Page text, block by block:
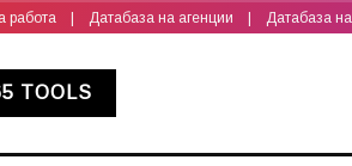
работа Датабаза на агенции Датабаза
TOOLS